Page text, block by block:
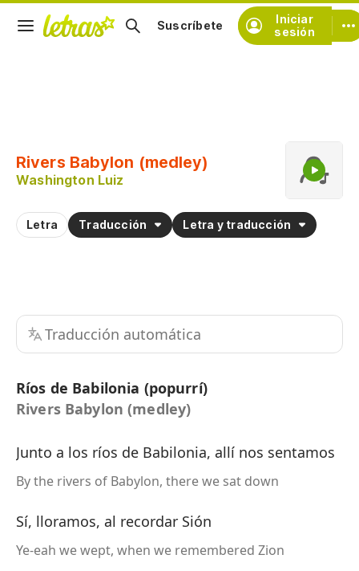
Iniciar
sesión
Suscríbete
Rivers Babylon (medley)
Washington Luiz
Letra Traducción Letra y traducción
Traducción automática
Ríos de Babilonia (popurrí)
Rivers Babylon (medley)
Junto a los ríos de Babilonia, allí nos sentamos
By the rivers of Babylon, there we sat down
Sí, lloramos, al recordar Sión
Ye-eah we wept, when we remembered Zion
Practicar la pronunciación de